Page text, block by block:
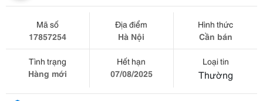
Mã số
17857254
Địa điểm
Hà Nội
Hình thức
Cần bán
Tình trạng
Hàng mới
Hết hạn
07/08/2025
Loại tin
Thường